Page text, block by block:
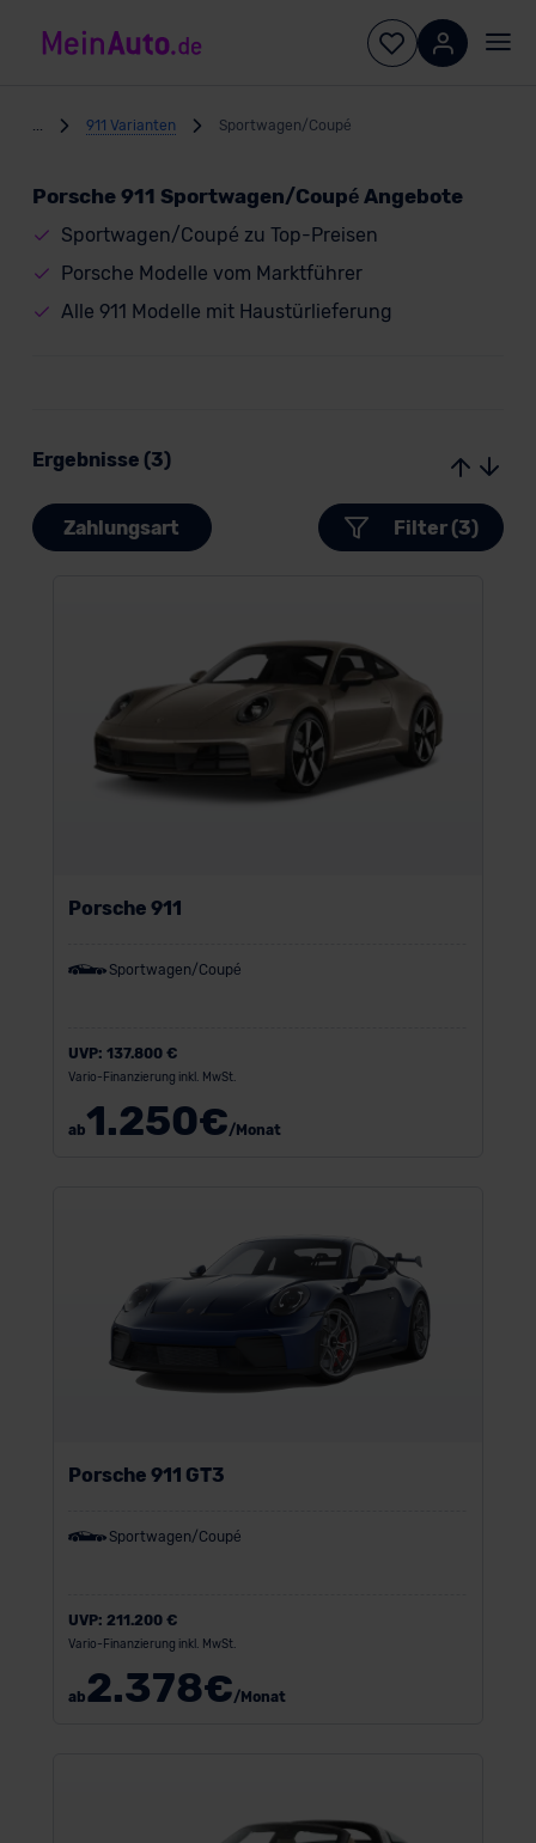
911 Varianten Sportwagen/Coupé
Porsche 911 Sportwagen/Coupé Angebote
Sportwagen/Coupé zu Top-Preisen
Porsche Modelle vom Marktführer
Alle 911 Modelle mit Haustürlieferung
Ergebnisse (3)
Zahlungsart Filter (3)
Porsche 911
Sportwagen/Coupé
UVP: 137.800 €
Vario-Finanzierung inkl. MwSt.
ab1.250€/Monat
Porsche 911 GT3
Sportwagen/Coupé
UVP: 211.200 €
Vario-Finanzierung inkl. MwSt.
ab2.378€/Monat